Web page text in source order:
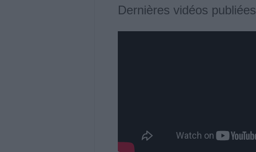
Dernières vidéos publiées